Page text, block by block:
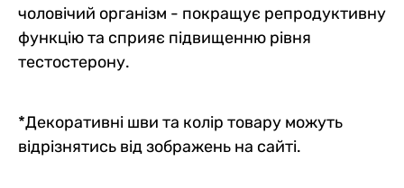
чоловічий організм - покращує репродуктивну
функцію та сприяє підвищенню рівня
тестостерону.
*Декоративні шви та колір товару можуть
відрізнятись від зображень на сайті.